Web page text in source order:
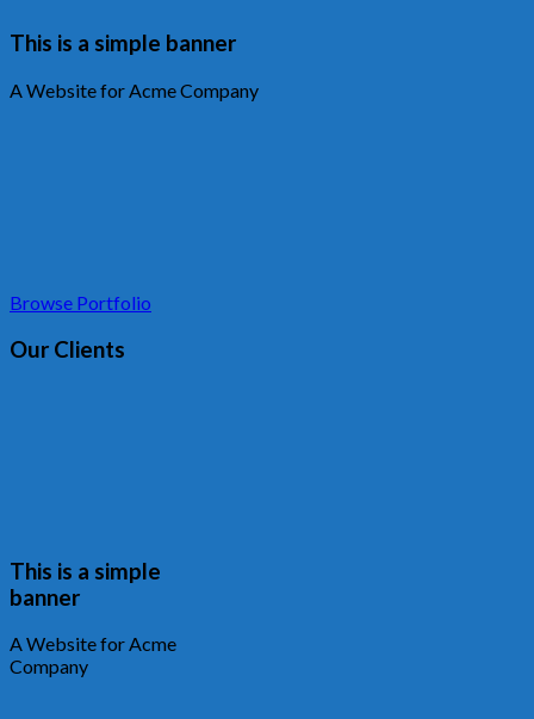
This is a simple banner
A Website for Acme Company
This is a simple
banner
A Website for Acme
Company
Browse Portfolio
Our Clients